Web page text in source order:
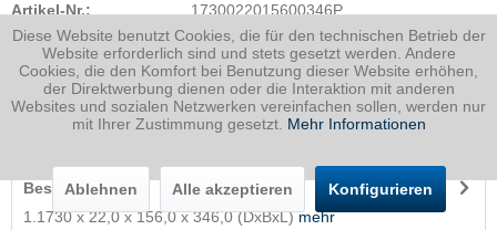
Artikel-Nr.: 1730022015600346P
Dicke
22 mm
Breite
156 mm
Länge
346 mm
9.32Kg
Beschreibung
1.1730 x 22,0 x 156,0 x 346,0 (DxBxL)mehr
Diese Website benutzt Cookies, die für den technischen Betrieb der
Website erforderlich sind und stets gesetzt werden. Andere
Cookies, die den Komfort bei Benutzung dieser Website erhöhen,
der Direktwerbung dienen oder die Interaktion mit anderen
Websites und sozialen Netzwerken vereinfachen sollen, werden nur
mit Ihrer Zustimmung gesetzt. Mehr Informationen
Ablehnen Alle akzeptieren Konfigurieren